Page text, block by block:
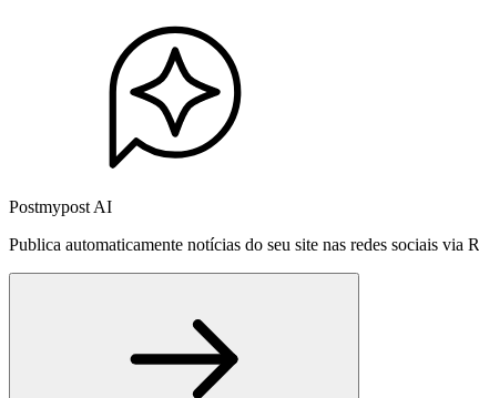
Postmypost AI
Publica automaticamente notícias do seu site nas redes sociais via